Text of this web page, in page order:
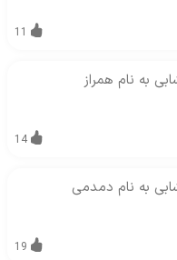
11
به نام همراز
14
به نام دمدمی
19